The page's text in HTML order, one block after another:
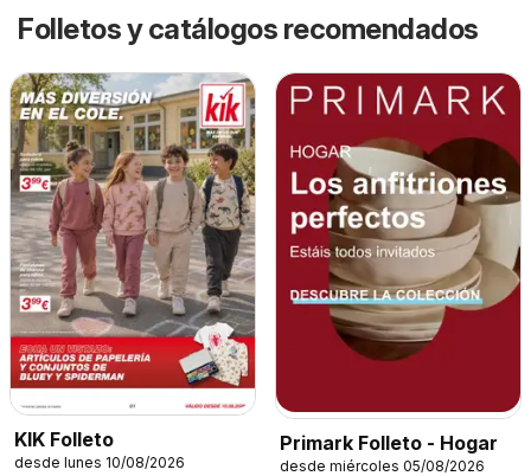
Folletos y catálogos recomendados
KIK Folleto
desde lunes 10/08/2026
Primark Folleto - Hogar
desde miércoles 05/08/2026